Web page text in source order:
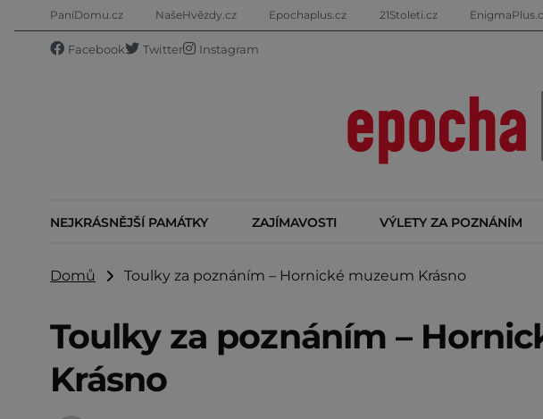
PaníDomu.cz NašeHvězdy.cz Epochaplus.cz 21Stoleti.cz
Facebook Twitter Instagram
NEJKRÁSNĚJŠÍ PAMÁTKY ZAJÍMAVOSTI VÝLETY ZA POZNÁNÍM
Domů Toulky za poznáním – Hornické muzeum Krásno
Toulky za poznáním –
Krásno